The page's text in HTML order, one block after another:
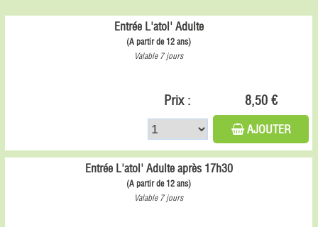
Entrée L'atol' Adulte
(A partir de 12 ans)
Valable 7 jours
Prix : 8,50 €
AJOUTER
Entrée L'atol' Adulte après 17h30
(A partir de 12 ans)
Valable 7 jours